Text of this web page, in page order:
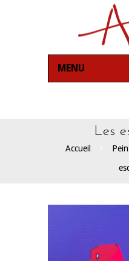
MENU
Les
Accueil